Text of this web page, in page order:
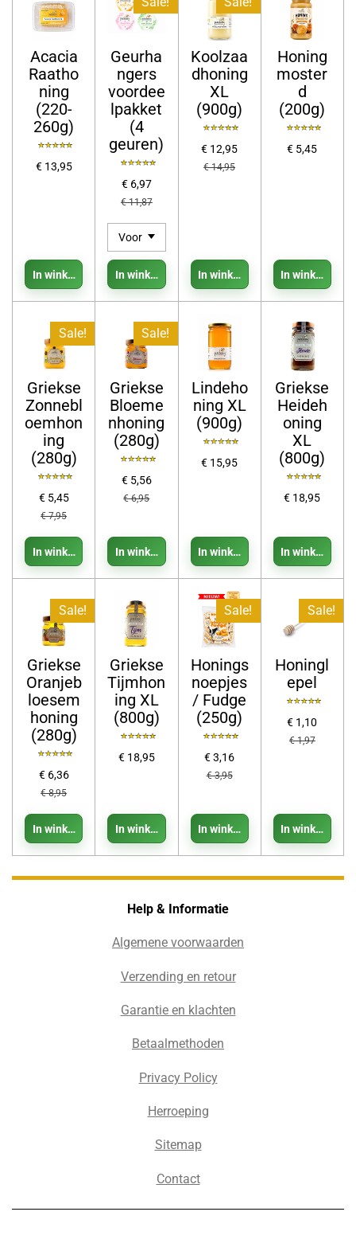
Acacia
Raatho
ning
(220-
260g)
€ 13,95
In winkelwagen
Geurha
ngers
voordee
lpakket
(4
geuren)
€ 6,97
€ 11,87
In winkelwagen
Koolzaa
dhoning
XL
(900g)
€ 12,95
€ 14,95
In winkelwagen
Honing
moster
d
(200g)
€ 5,45
In
Sale!
Griekse
Zonnebl
oemhon
ing
(280g)
€ 5,45
€ 7,95
In winkelwagen
Sale!
Griekse
Bloeme
nhoning
(280g)
€ 5,56
€ 6,95
In winkelwagen
Lindeho
ning XL
(900g)
€ 15,95
In winkelwagen
Griekse
Heideh
oning
XL
(800g)
€ 18,95
In
Sale!
Griekse
Oranjeb
loesem
honing
(280g)
€ 6,36
€ 8,95
In winkelwagen
Griekse
Tijmhon
ing XL
(800g)
€ 18,95
In winkelwagen
Sale!
Honings
noepjes
/ Fudge
(250g)
€ 3,16
€ 3,95
In winkelwagen
Sale!
Honingl
epel
€ 1,10
€ 1,97
In
Help & Informatie
Algemene voorwaarden
Verzending en retour
Garantie en klachten
Betaalmethoden
Privacy Policy
Herroeping
Sitemap
Contact